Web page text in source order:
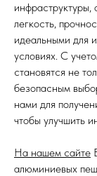
инфраструктуры,
легкость,
идеальными для
условиях. С
становятся не
безопасным
нами для
чтобы улучшить
На нашем сайте
алюминиевых